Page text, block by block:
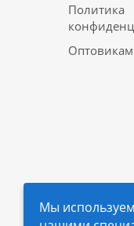
Политика
Оптовикам
Мы